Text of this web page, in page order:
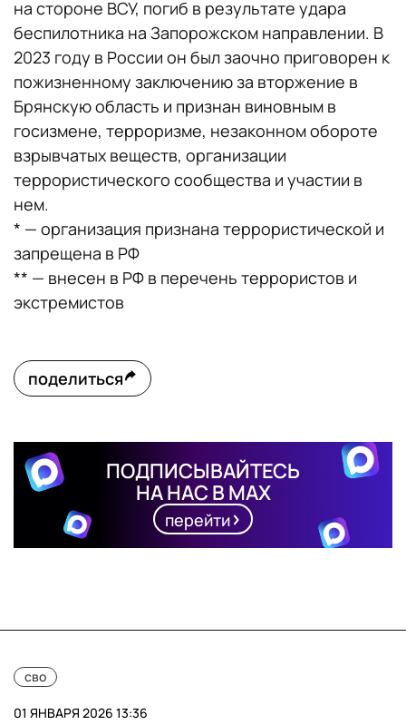
на стороне ВСУ, погиб в результате удара
беспилотника на Запорожском направлении. В
2023 году в России он был заочно приговорен к
пожизненному заключению за вторжение в
Брянскую область и признан виновным в
госизмене, терроризме, незаконном обороте
взрывчатых веществ, организации
террористического сообщества и участии в
нем.
* — организация признана террористической и
запрещена в РФ
** — внесен в РФ в перечень террористов и
экстремистов
поделиться
ПОДПИСЫВАЙТЕСЬ
НА НАС В MAX
перейти
сво
01 ЯНВАРЯ 2026 13:36